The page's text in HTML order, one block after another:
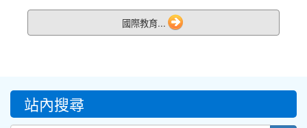
國際教育...
::: 站內搜尋